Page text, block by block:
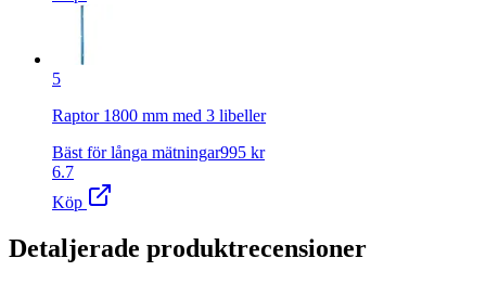
5
Raptor 1800 mm med 3 libeller
Bäst för långa mätningar995 kr
6.7
Köp
Detaljerade produktrecensioner